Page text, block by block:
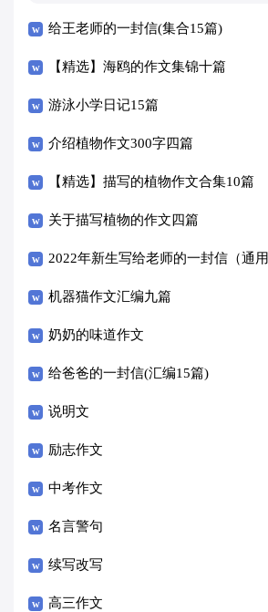
给王老师的一封信(集合15篇)
【精选】海鸥的作文集锦十篇
游泳小学日记15篇
介绍植物作文300字四篇
【精选】描写的植物作文合集10篇
关于描写植物的作文四篇
2022年新生写给老师的一封信（通用
8篇）
机器猫作文汇编九篇
奶奶的味道作文
给爸爸的一封信(汇编15篇)
说明文
励志作文
中考作文
名言警句
续写改写
高三作文